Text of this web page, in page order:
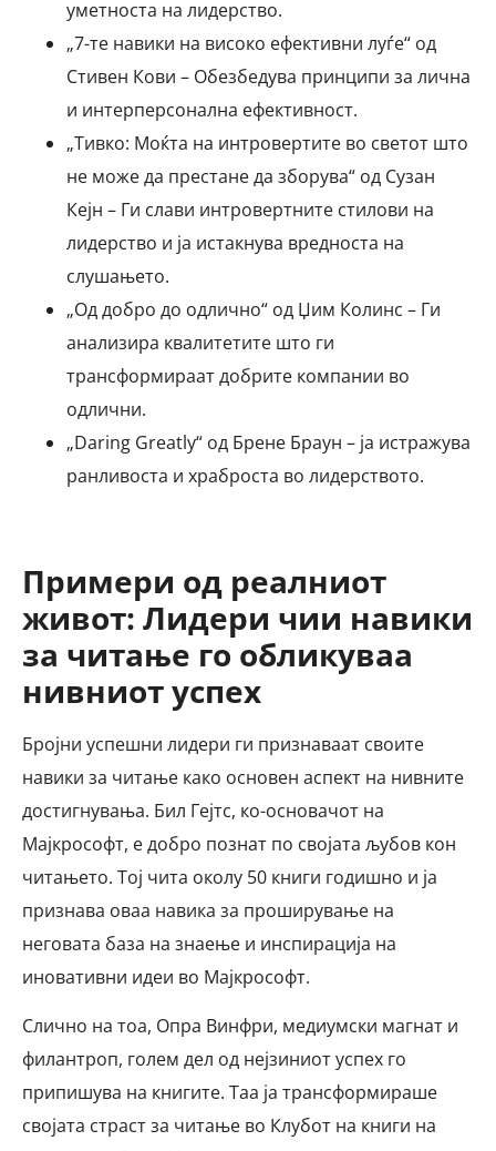
уметноста на лидерство.
„7-те навики на високо ефективни луѓе“ од
Стивен Кови – Обезбедува принципи за лична
и интерперсонална ефективност.
„Тивко: Моќта на интровертите во светот што
не може да престане да зборува“ од Сузан
Кејн – Ги слави интровертните стилови на
лидерство и ја истакнува вредноста на
слушањето.
„Од добро до одлично“ од Џим Колинс – Ги
анализира квалитетите што ги
трансформираат добрите компании во
одлични.
„Daring Greatly“ од Брене Браун – ја истражува
ранливоста и храброста во лидерството.
Примери од реалниот
живот: Лидери чии навики
за читање го обликуваа
нивниот успех
Бројни успешни лидери ги признаваат своите
навики за читање како основен аспект на нивните
достигнувања. Бил Гејтс, ко-основачот на
Мајкрософт, е добро познат по својата љубов кон
читањето. Тој чита околу 50 книги годишно и ја
признава оваа навика за проширување на
неговата база на знаење и инспирација на
иновативни идеи во Мајкрософт.
Слично на тоа, Опра Винфри, медиумски магнат и
филантроп, голем дел од нејзиниот успех го
припишува на книгите. Таа ја трансформираше
својата страст за читање во Клубот на книги на